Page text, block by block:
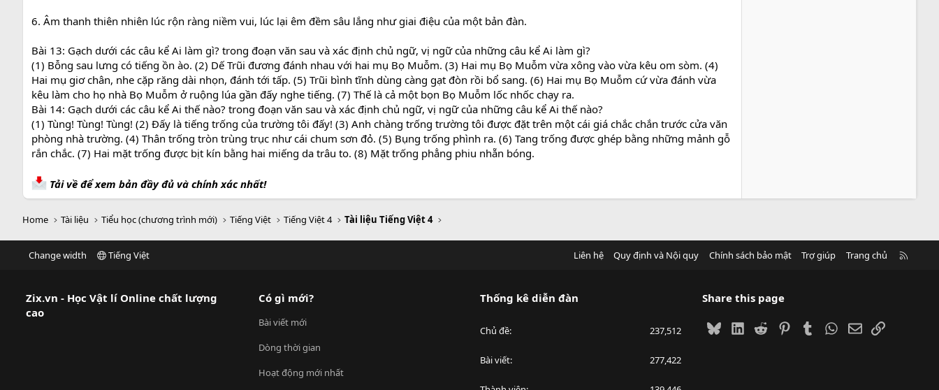
6. Âm thanh thiên nhiên lúc rộn ràng niềm vui, lúc lại êm đềm sâu lắng như giai điệu của một bản đàn.
Bài 13: Gạch dưới các câu kể Ai làm gì? trong đoạn văn sau và xác định chủ ngữ, vị ngữ của những câu kể Ai làm gì?
(1) Bỗng sau lưng có tiếng ồn ào. (2) Dế Trũi đương đánh nhau với hai mụ Bọ Muỗm. (3) Hai mụ Bọ Muỗm vừa xông vào vừa kêu om sòm. (4)
Hai mụ giơ chân, nhe cặp răng dài nhọn, đánh tới tấp. (5) Trũi bình tĩnh dùng càng gạt đòn rồi bổ sang. (6) Hai mụ Bọ Muỗm cứ vừa đánh vừa
kêu làm cho họ nhà Bọ Muỗm ở ruộng lúa gần đấy nghe tiếng. (7) Thế là cả một bọn Bọ Muỗm lốc nhốc chạy ra.
Bài 14: Gạch dưới các câu kể Ai thế nào? trong đoạn văn sau và xác định chủ ngữ, vị ngữ của những câu kể Ai thế nào?
(1) Tùng! Tùng! Tùng! (2) Đấy là tiếng trống của trường tôi đấy! (3) Anh chàng trống trường tôi được đặt trên một cái giá chắc chắn trước cửa văn
phòng nhà trường. (4) Thân trống tròn trùng trục như cái chum sơn đỏ. (5) Bụng trống phình ra. (6) Tang trống được ghép bằng những mảnh gỗ
rắn chắc. (7) Hai mặt trống được bịt kín bằng hai miếng da trâu to. (8) Mặt trống phẳng phiu nhẵn bóng.
Tải về để xem bản đầy đủ và chính xác nhất!
Home Tài liệu Tiểu học (chương trình mới) Tiếng Việt Tiếng Việt 4 Tài liệu Tiếng Việt 4
Change width Tiếng Việt Liên hệ Quy định và Nội quy Chính sách bảo mật Trợ giúp Trang chủ
Zix.vn - Học Vật lí Online chất lượng
cao
Có gì mới?
Bài viết mới
Dòng thời gian
Hoạt động mới nhất
Thống kê diễn đàn
Chủ đề 237,512
Bài viết 277,422
Share this page
BlueskyLinkedIn
Reddit PinterestTumblrWhatsApp
EmailLink